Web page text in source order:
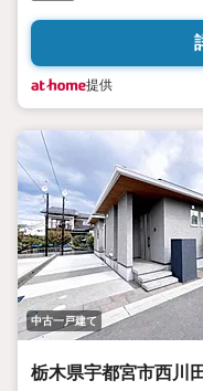
提供
中古一戸建て
栃木県宇都宮市西川